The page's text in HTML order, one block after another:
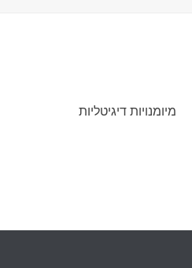
מיומנויות דיגיטליות